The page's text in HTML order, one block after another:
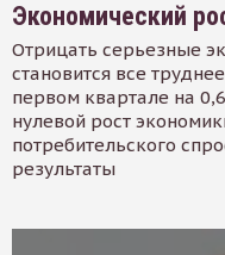
Экономический
Отрицать серьезные
становится все
первом квартале на
нулевой рост
потребительского
результаты